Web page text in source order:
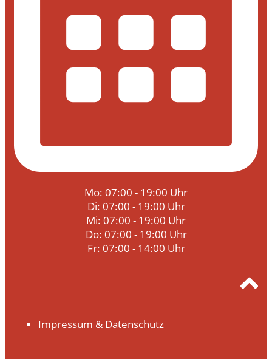
Mo: 07:00 - 19:00 Uhr
Di: 07:00 - 19:00 Uhr
Mi: 07:00 - 19:00 Uhr
Do: 07:00 - 19:00 Uhr
Fr: 07:00 - 14:00 Uhr
Impressum & Datenschutz